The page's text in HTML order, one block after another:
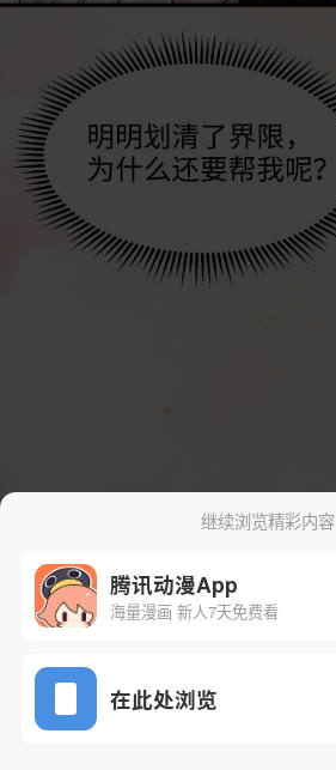
继续浏览精彩内容
腾讯动漫App
海量漫画 新人7天免费看
在此处浏览